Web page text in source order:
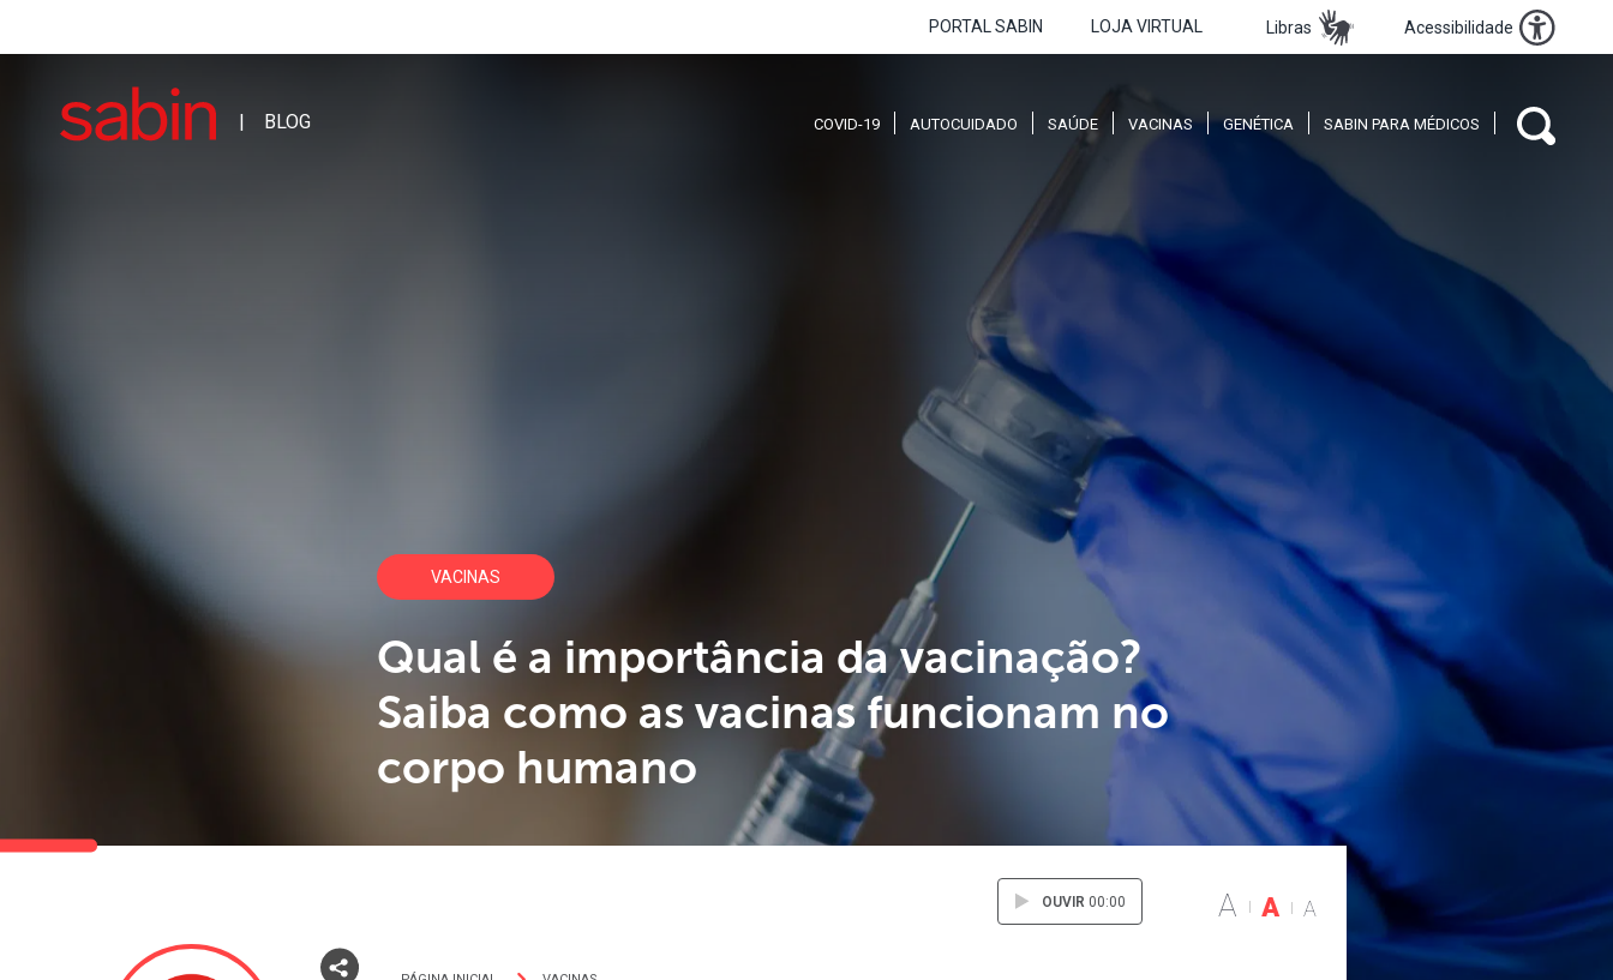
PORTAL SABIN LOJA VIRTUAL Libras Acessibilidade
COVID-19 AUTOCUIDADO SAÚDE VACINAS GENÉTICA SABIN PARA MÉDICOS
VACINAS
Qual é a importância da vacinação?
Saiba como as vacinas funcionam no
corpo humano
OUVIR 00:00 A A A